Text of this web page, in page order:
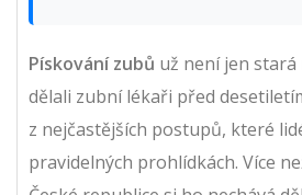
Pískování zubů už není jen
dělali zubní lékaři před
z nejčastějších postupů, které
pravidelných prohlídkách. Více